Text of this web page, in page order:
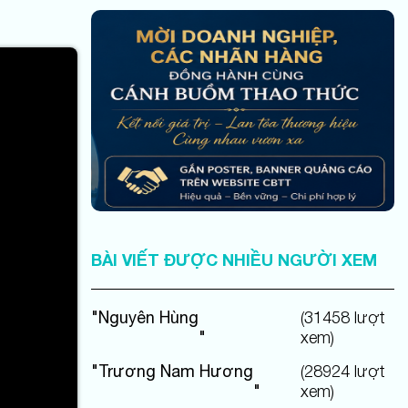
BÀI VIẾT ĐƯỢC NHIỀU NGƯỜI XEM
"Nguyên Hùng
"
(31458lượt
xem)
"Trương Nam Hương
"
(28924lượt
xem)